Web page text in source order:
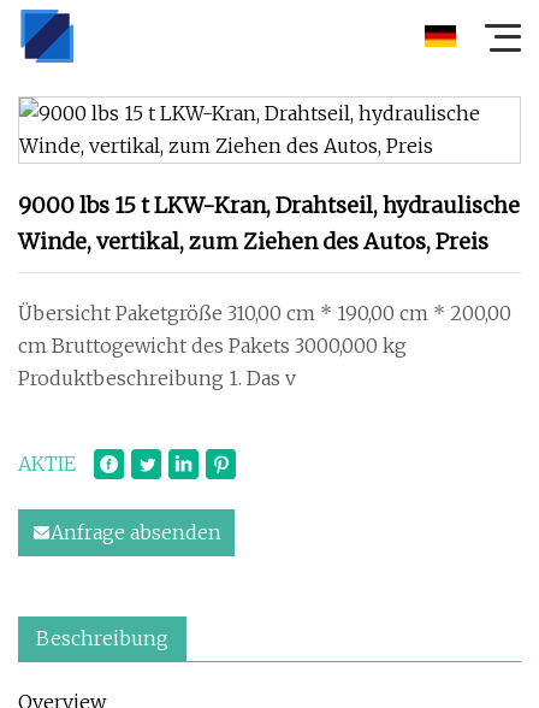
9000 lbs 15 t LKW-Kran, Drahtseil, hydraulische
Winde, vertikal, zum Ziehen des Autos, Preis
Übersicht Paketgröße 310,00 cm * 190,00 cm * 200,00
cm Bruttogewicht des Pakets 3000,000 kg
Produktbeschreibung 1. Das v
AKTIE
Anfrage absenden
Beschreibung
Overview